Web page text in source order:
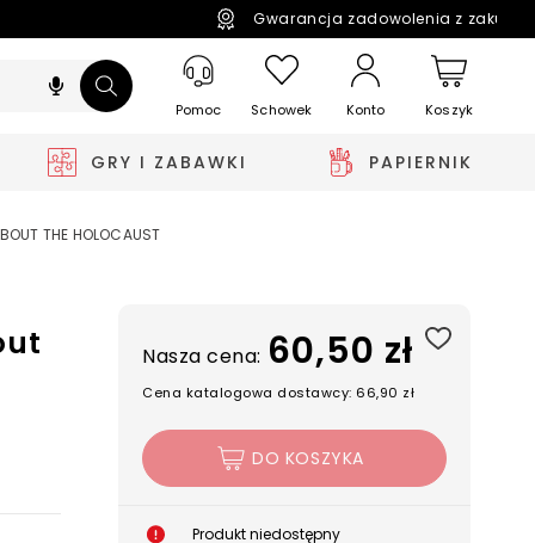
Gwarancja zadowolenia z
Pomoc Schowek Konto Koszyk
GRY I ZABAWKI PAPIERNIK
THE HOLOCAUST
Nasza cena: 60,50 zł
Cena katalogowa dostawcy: 66,90 zł
DO KOSZYKA
Produkt niedostępny